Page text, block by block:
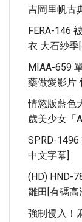
吉岡里帆古
FERA-146
衣 大石紗季
MIAA-659
藥做愛影片
情慾版藍色
歲美少女「
SPRD-
中文字幕]
(HD) HND-
雛田[有碼高
強制侵入！